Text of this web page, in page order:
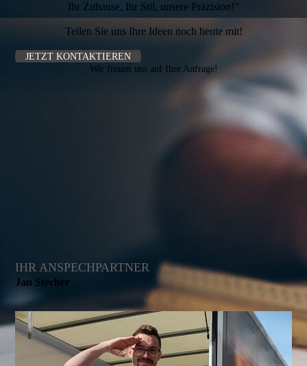
Ihr Zuhause, Ihr Stil, unsere Präzision!"
Teilen Sie uns Ihre Ideen noch heute mit!
JETZT KONTAKTIEREN
Wir freuen uns auf Ihre Anfrage!
IHR ANSPECHPARTNER
Jan Stecher